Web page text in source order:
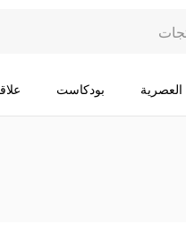
العصرية بودكاست